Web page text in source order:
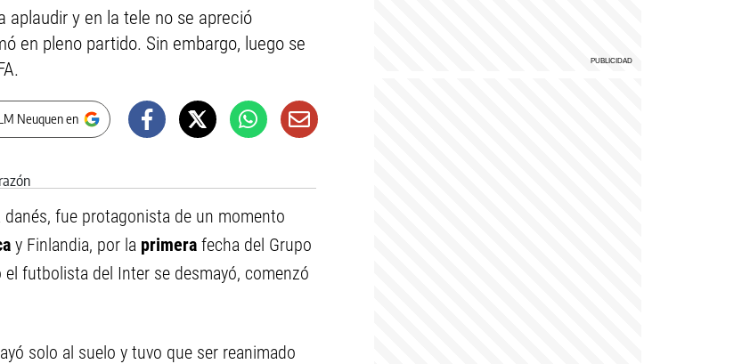
aplaudir y en la tele no se apreció
en pleno partido. Sin embargo, luego se
Neuquen en
danés, fue protagonista de un momento
y Finlandia, por la primera fecha del Grupo
futbolista del Inter se desmayó, comenzó
solo al suelo y tuvo que ser reanimado